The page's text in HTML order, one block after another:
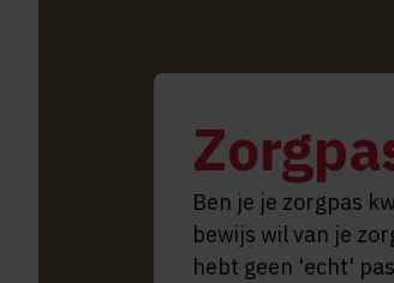
Ben je je zorgpas
bewijs wil van je
hebt geen 'echt'